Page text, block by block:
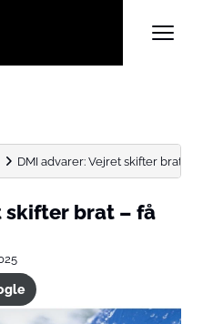
DMI advarer: Vejret skifter brat –
skifter brat – få